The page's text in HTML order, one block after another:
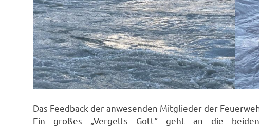
Das Feedback der anwesenden Mitglieder der
Ein großes „Vergelts Gott“ geht an die